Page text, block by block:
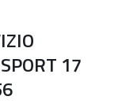
17